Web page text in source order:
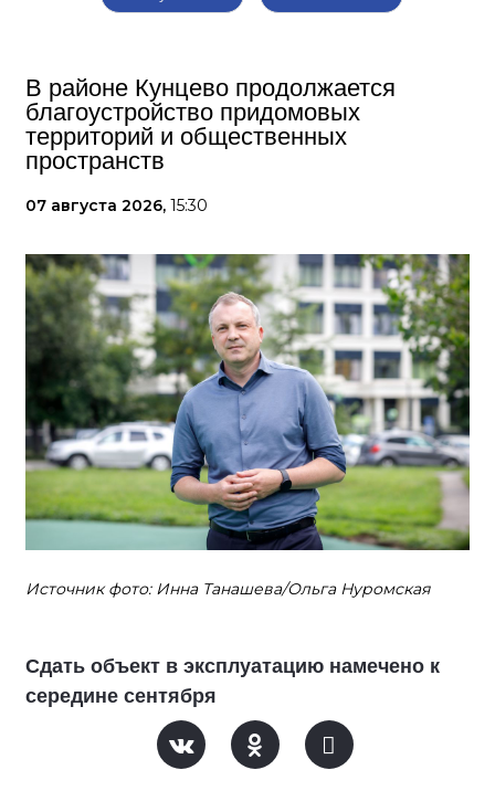
В районе Кунцево продолжается
благоустройство придомовых
территорий и общественных
пространств
07 августа 2026, 15:30
Источник фото: Инна Танашева/Ольга Нуромская
Сдать объект в эксплуатацию намечено к
середине сентября